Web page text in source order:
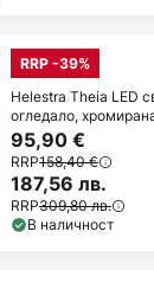
RRP -39%
Helestra Theia LED
огледало,
95,90 €
RRP158,40 €
187,56 лв.
RRP309,80 лв.
В наличност